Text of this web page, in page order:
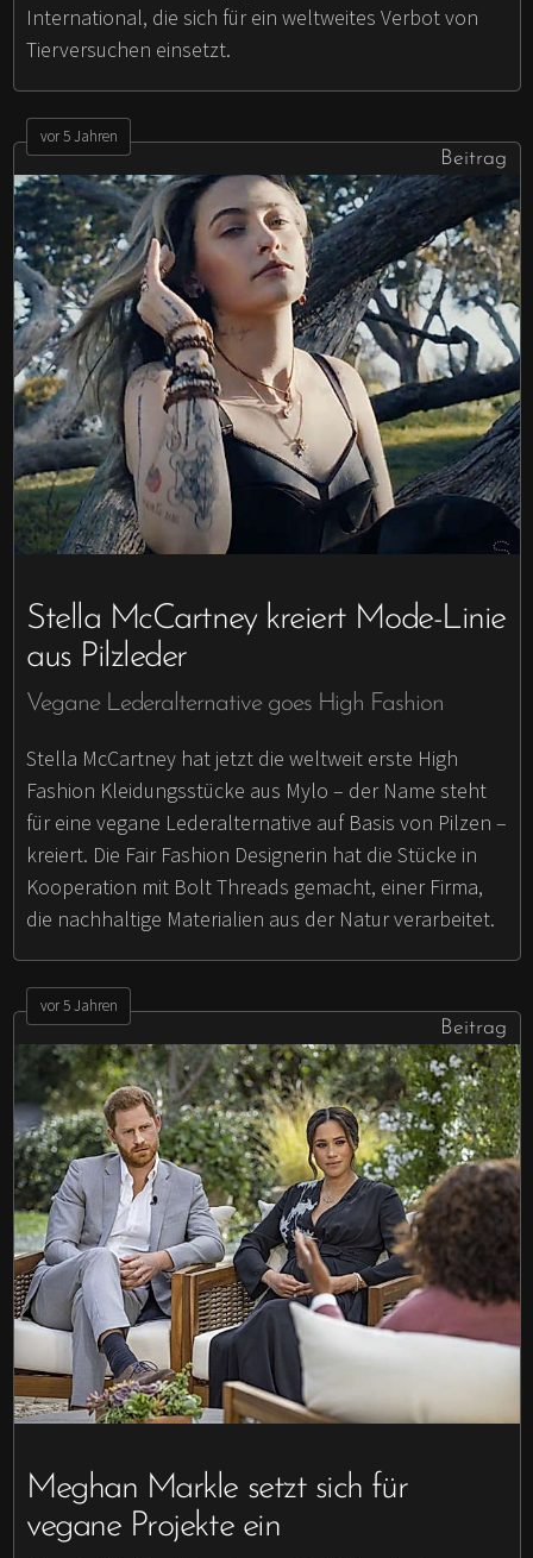
International, die sich für ein weltweites Verbot von
Tierversuchen einsetzt.
vor 5 Jahren
Beitrag
Stella McCartney kreiert Mode-Linie
aus Pilzleder
Vegane Lederalternative goes High Fashion
Stella McCartney hat jetzt die weltweit erste High
Fashion Kleidungsstücke aus Mylo – der Name steht
für eine vegane Lederalternative auf Basis von Pilzen –
kreiert. Die Fair Fashion Designerin hat die Stücke in
Kooperation mit Bolt Threads gemacht, einer Firma,
die nachhaltige Materialien aus der Natur verarbeitet.
vor 5 Jahren
Beitrag
Meghan Markle setzt sich für
vegane Projekte ein